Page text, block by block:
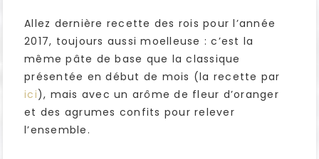
Allez dernière recette des rois pour l’année
2017, toujours aussi moelleuse : c’est la
même pâte de base que la classique
présentée en début de mois (la recette par
ici), mais avec un arôme de fleur d’oranger
et des agrumes confits pour relever
l’ensemble.